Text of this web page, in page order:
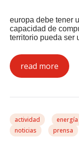
europa debe tener
capacidad de
territorio pueda ser
read more
actividad energía
noticias
prensa